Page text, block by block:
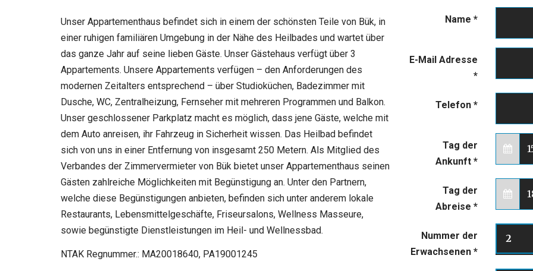
Unser Appartementhaus befindet sich in einem der schönsten Teile von Bük, in
einer ruhigen familiären Umgebung in der Nähe des Heilbades und wartet über
das ganze Jahr auf seine lieben Gäste. Unser Gästehaus verfügt über 3
Appartements. Unsere Appartements verfügen – den Anforderungen des
modernen Zeitalters entsprechend – über Studioküchen, Badezimmer mit
Dusche, WC, Zentralheizung, Fernseher mit mehreren Programmen und Balkon.
Unser geschlossener Parkplatz macht es möglich, dass jene Gäste, welche mit
dem Auto anreisen, ihr Fahrzeug in Sicherheit wissen. Das Heilbad befindet
sich von uns in einer Entfernung von insgesamt 250 Metern. Als Mitglied des
Verbandes der Zimmervermieter von Bük bietet unser Appartementhaus seinen
Gästen zahlreiche Möglichkeiten mit Begünstigung an. Unter den Partnern,
welche diese Begünstigungen anbieten, befinden sich unter anderem lokale
Restaurants, Lebensmittelgeschäfte, Friseursalons, Wellness Masseure,
sowie begünstigte Dienstleistungen im Heil- und Wellnessbad.
NTAK Regnummer.: MA20018640, PA19001245
Name*
E-Mail Adresse
*
Telefon*
Tag der
Ankunft*
Tag der
Abreise*
Nummer der
Erwachsenen*
2